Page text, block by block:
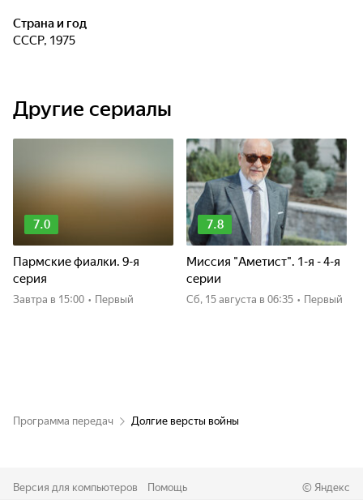
Страна и год
СССР, 1975
Другие сериалы
7.0
Пармские фиалки. 9-я
серия
Завтра в 15:00 • Первый
7.8
Миссия "Аметист". 1-я - 4-я
серии
сб, 15 августа в 06:35 • Первый
Программа передач Долгие версты войны
Версия для компьютеров Помощь © Яндекс